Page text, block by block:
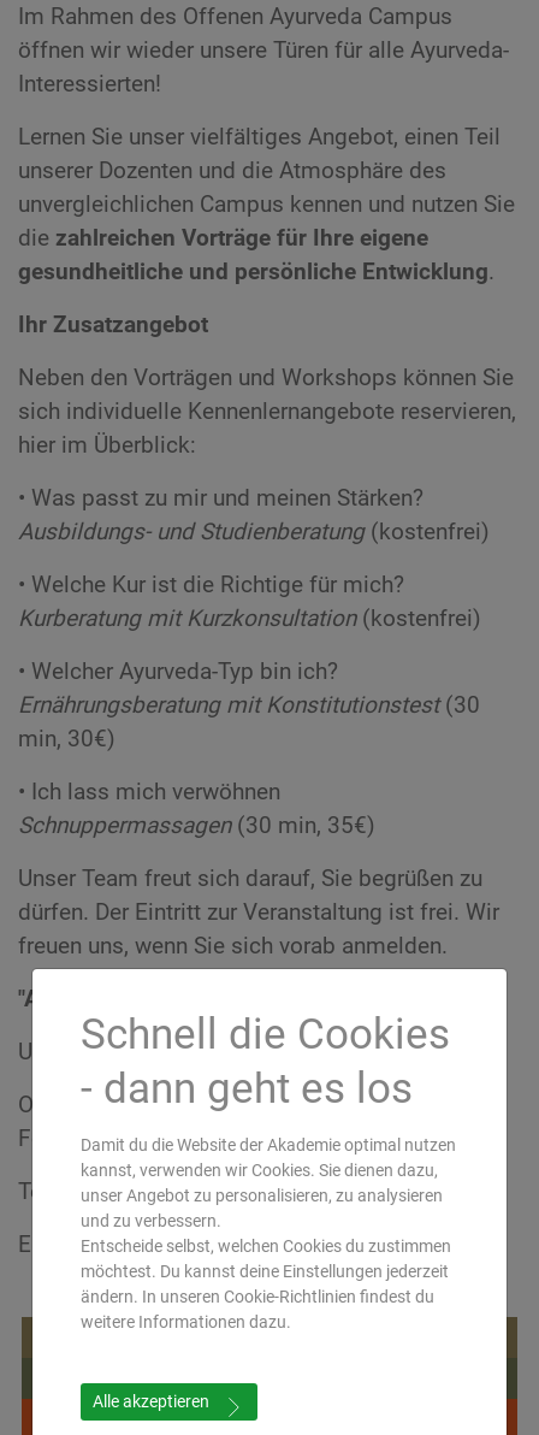
Im Rahmen des Offenen Ayurveda Campus
öffnen wir wieder unsere Türen für alle Ayurveda-
Interessierten!
Lernen Sie unser vielfältiges Angebot, einen Teil
unserer Dozenten und die Atmosphäre des
unvergleichlichen Campus kennen und nutzen Sie
die zahlreichen Vorträge für Ihre eigene
gesundheitliche und persönliche Entwicklung.
Ihr Zusatzangebot
Neben den Vorträgen und Workshops können Sie
sich individuelle Kennenlernangebote reservieren,
hier im Überblick:
• Was passt zu mir und meinen Stärken?
Ausbildungs- und Studienberatung(kostenfrei)
• Welche Kur ist die Richtige für mich?
Kurberatung mit Kurzkonsultation(kostenfrei)
• Welcher Ayurveda-Typ bin ich?
Ernährungsberatung mit Konstitutionstest(30
min, 30€)
• Ich lass mich verwöhnen
Schnuppermassagen(30 min, 35€)
Unser Team freut sich darauf, Sie begrüßen zu
dürfen. Der Eintritt zur Veranstaltung ist frei. Wir
freuen uns, wenn Sie sich vorab anmelden.
"Ayurveda-Infotag" am 24. Mai 2020
Uhrzeit: 11:00 - ca. 17:00 Uhr
Ort: Europäische Akademie für Ayurveda,
Forsthausstr. 6, 63633 Birstein
Tel: 06054-9131-0
Email: info@ayurveda-akademie.org
Kurzentrum
Symposium
Online Shop
Schnell die Cookies
- dann geht es los
Damit du die Website der Akademie optimal nutzen
kannst, verwenden wir Cookies. Sie dienen dazu,
unser Angebot zu personalisieren, zu analysieren
und zu verbessern.
Entscheide selbst, welchen Cookies du zustimmen
möchtest. Du kannst deine Einstellungen jederzeit
ändern. In unseren Cookie-Richtlinien findest du
weitere Informationen dazu.
Alle akzeptieren